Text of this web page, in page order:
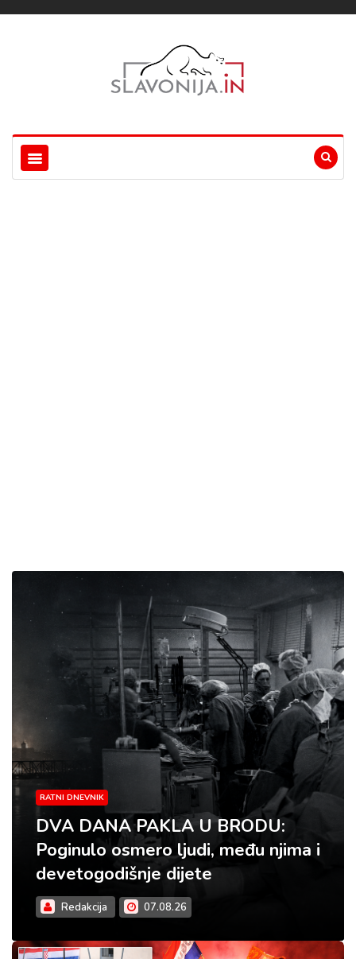
RATNI DNEVNIK
DVA DANA PAKLA U BRODU:
Poginulo osmero ljudi, među njima i
devetogodišnje dijete
Redakcija 07.08.26